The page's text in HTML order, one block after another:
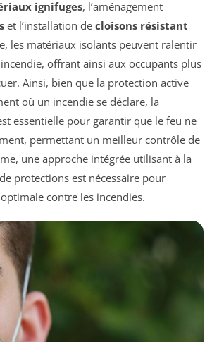
ignifuges, l’aménagement
et l’installation de cloisons résistant
les matériaux isolants peuvent ralentir
offrant ainsi aux occupants plus
Ainsi, bien que la protection active
où un incendie se déclare, la
essentielle pour garantir que le feu ne
permettant un meilleur contrôle de
une approche intégrée utilisant à la
protections est nécessaire pour
optimale contre les incendies.